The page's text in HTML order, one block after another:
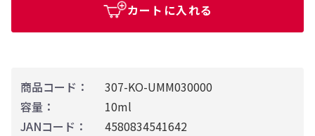
商品コード：
307-KO-UMM030000
容量：
10ml
JANコード：
4580834541642
カートに入れる